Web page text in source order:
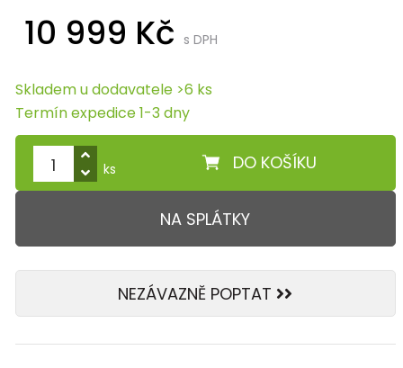
10 999 Kč s DPH
Skladem u dodavatele >6 ks
Termín expedice 1-3 dny
DO KOŠÍKU
ks
NA SPLÁTKY
NEZÁVAZNĚ POPTAT